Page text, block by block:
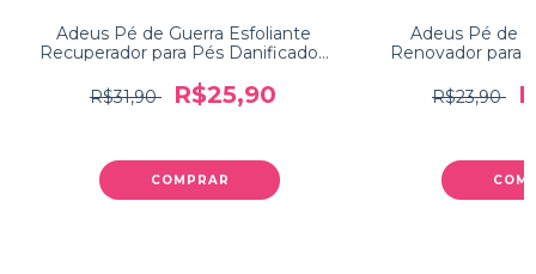
Adeus Pé de Guerra Esfoliante
Recuperador para Pés Danificados
R$31,90
R$25,90
COMPRAR
Adeus Pé de
Renovador para
R$23,90